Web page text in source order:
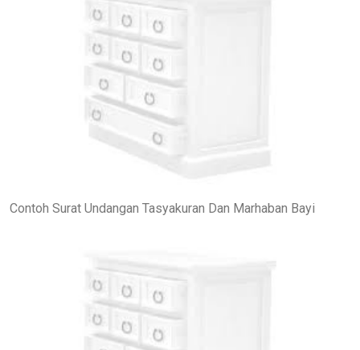
Contoh Surat Undangan Tasyakuran Dan Marhaban Bayi